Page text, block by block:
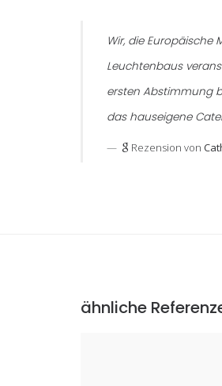
Wir, die
Leuchtenbaus
ersten Abstimmung
das hauseigene
Rezension von
ähnliche